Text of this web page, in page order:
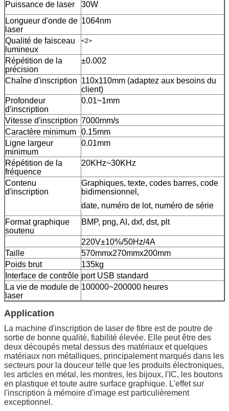
Puissance de laser
30W
Longueur d'onde de
laser
1064nm
Qualité de faisceau
lumineux
<2>
Répétition de la
précision
±0.002
Chaîne d'inscription 110x110mm (adaptez aux besoins du
client)
Profondeur
d'inscription
0.01~1mm
Vitesse d'inscription 7000mm/s
Caractère minimum 0.15mm
Ligne largeur
minimum
0.01mm
Répétition de la
fréquence
20KHz~30KHz
Contenu
d'inscription
Graphiques, texte, codes barres, code
bidimensionnel,
date, numéro de lot, numéro de série
Format graphique
soutenu
BMP, png, AI, dxf, dst, plt
220V±10%/50Hz/4A
Taille
570mmx270mmx200mm
Poids brut
135kg
Interface de contrôle port USB standard
La vie de module de
laser
100000~200000 heures
Application
La machine d'inscription de laser de fibre est de poutre de
sortie de bonne qualité, fiabilité élevée. Elle peut être des
deux découpés metal dessus des matériaux et quelques
matériaux non métalliques, principalement marqués dans les
secteurs pour la douceur telle que les produits électroniques,
les articles en métal, les montres, les bijoux, l'IC, les boutons
en plastique et toute autre surface graphique. L'effet sur
l'inscription à mémoire d'image est particulièrement
exceptionnel.